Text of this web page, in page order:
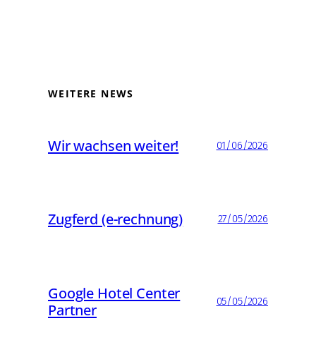
WEITERE NEWS
Wir wachsen weiter! 01/06/2026
Zugferd (e-rechnung) 27/05/2026
Google Hotel Center
Partner
05/05/2026